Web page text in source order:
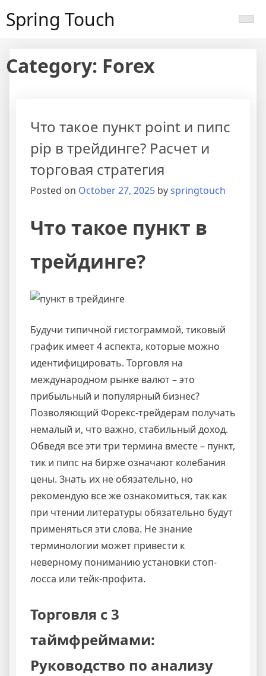
toSpring Touch
Category: Forex
Что такое пункт point и пипс
pip в трейдинге? Расчет и
торговая стратегия
Posted on October 27, 2025 byspringtouch
Что такое пункт в
трейдинге?
Будучи типичной гистограммой, тиковый
график имеет 4 аспекта, которые можно
идентифицировать. Торговля на
международном рынке валют – это
прибыльный и популярный бизнес?
Позволяющий Форекс-трейдерам получать
немалый и, что важно, стабильный доход.
Обведя все эти три термина вместе – пункт,
тик и пипс на бирже означают колебания
цены. Знать их не обязательно, но
рекомендую все же ознакомиться, так как
при чтении литературы обязательно будут
применяться эти слова. Не знание
терминологии может привести к
неверному пониманию установки стоп-
лосса или тейк-профита.
Торговля с 3
таймфреймами:
Руководство по анализу